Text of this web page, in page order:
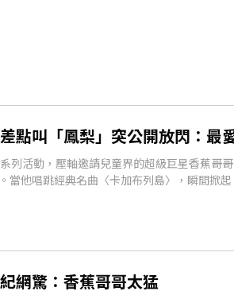
點叫「鳳梨」突公開放閃：最
列活動，壓軸邀請兒童界的超級巨星香蕉哥
當他唱跳經典名曲〈卡加布列島〉，瞬間掀起
網驚：香蕉哥哥太猛